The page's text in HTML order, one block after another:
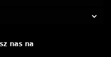
nas na